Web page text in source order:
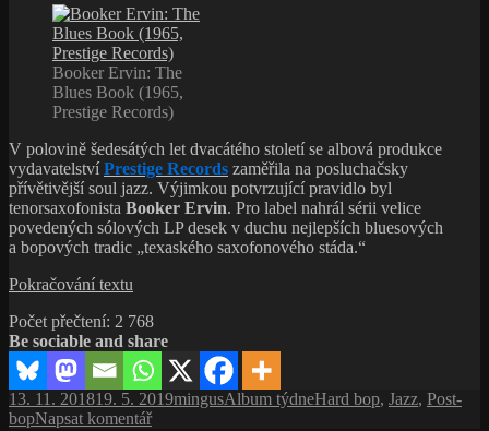
nadosmrti
Booker Ervin: The
Blues Book (1965,
Prestige Records)
V polovině šedesátých let dvacátého století se albová produkce
vydavatelství Prestige Records zaměřila na posluchačsky
přívětivější soul jazz. Výjimkou potvrzující pravidlo byl
tenorsaxofonista Booker Ervin. Pro label nahrál sérii velice
povedených sólových LP desek v duchu nejlepších bluesových
a bopových tradic „texaského saxofonového stáda.“
Pokračování textu
The
Blues
Book
(1965,
Prestige
Records)
Počet přečtení: 2 768
Be sociable and share
Publikováno:
13. 11. 201819. 5. 2019Autor:
mingusRubriky:
Album týdneŠtítky:
Hard bop, Jazz, Post-
bopNapsat komentářpro